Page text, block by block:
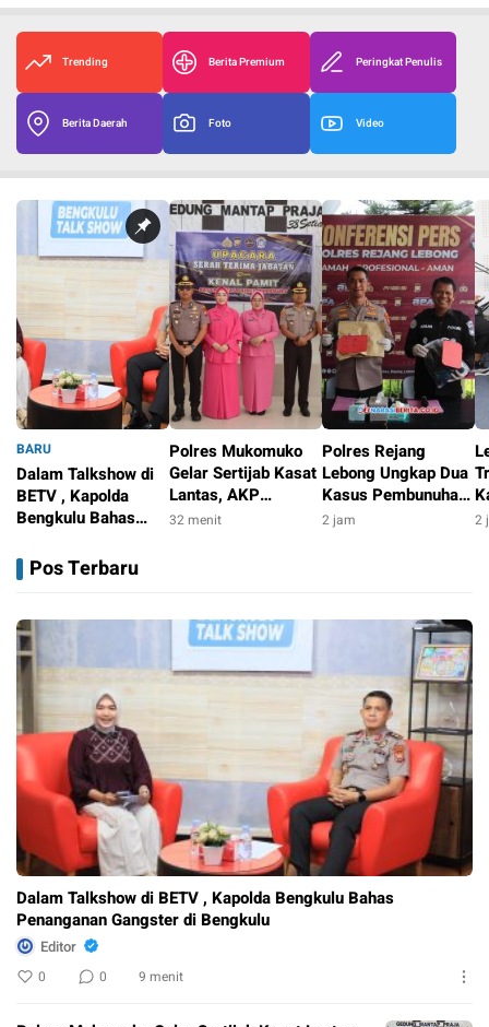
Trending Berita Premium Peringkat Penulis
Berita Daerah Foto Video
BARU
Dalam Talkshow di
BETV , Kapolda
Bengkulu Bahas
Gangster di
Bengkulu
Polres Mukomuko
Gelar Sertijab Kasat
Lantas, AKP
Maulana Beralih
32 menit
Polres Rejang
Lebong Ungkap Dua
Kasus Pembunuhan
Berdarah: Dari
2 jam 2
Pos Terbaru
Dalam Talkshow di BETV , Kapolda Bengkulu Bahas
Penanganan Gangster di Bengkulu
Editor
0 0 9 menit